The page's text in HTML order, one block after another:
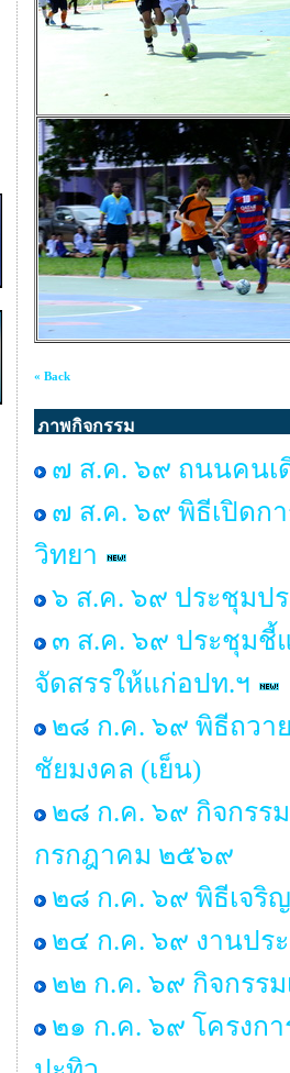
« Back
ภาพกิจกรรม
๗ ส.ค. ๖๙ ถนนคนเดิ
๗ ส.ค. ๖๙ พิธีเปิดก
วิทยา
๖ ส.ค. ๖๙ ประชุมป
๓ ส.ค. ๖๙ ประชุมชี้
จัดสรรให้แก่อปท.ฯ
๒๘ ก.ค. ๖๙ พิธีถวา
ชัยมงคล (เย็น)
๒๘ ก.ค. ๖๙ กิจกรร
กรกฎาคม ๒๕๖๙
๒๘ ก.ค. ๖๙ พิธีเจริ
๒๔ ก.ค. ๖๙ งานปร
๒๒ ก.ค. ๖๙ กิจกรร
๒๑ ก.ค. ๖๙ โครงก